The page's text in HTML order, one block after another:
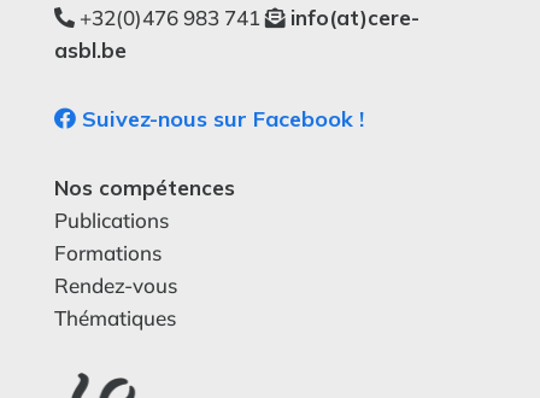
+32(0)476 983 741
info(at)cere-
asbl.be
Suivez-nous sur Facebook !
Nos compétences
Publications
Formations
Rendez-vous
Thématiques